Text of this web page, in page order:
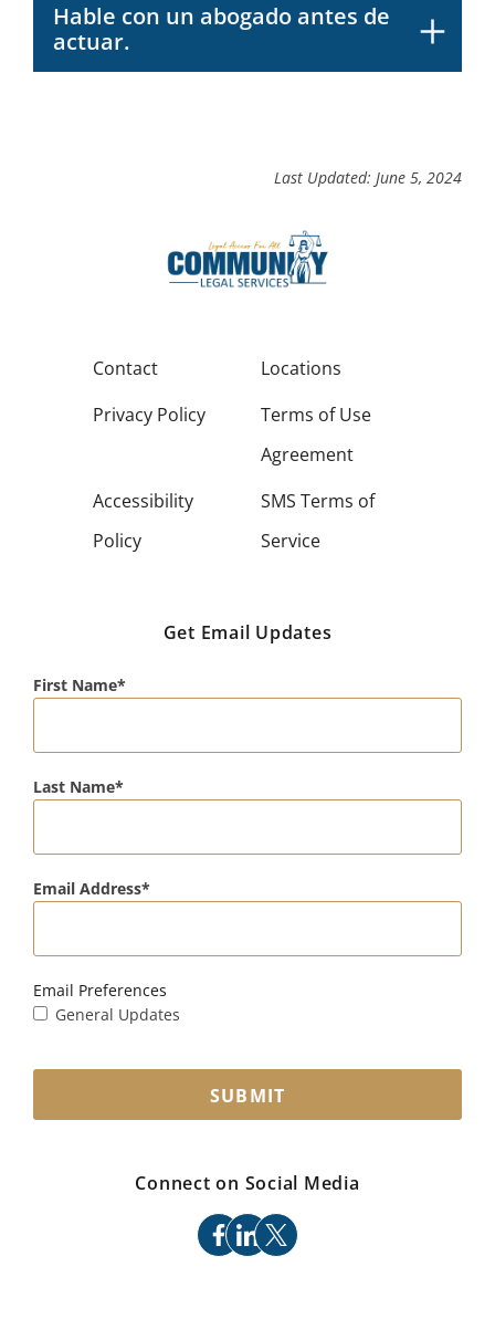
Hable con un abogado antes de
actuar.
Last Updated: June 5, 2024
Contact
Locations
Privacy Policy
Terms of Use
Agreement
Accessibility
Policy
SMS Terms of
Service
Get Email Updates
First Name
Last Name
Email Address
Email Preferences
General Updates
SUBMIT
Connect on Social Media
facebook
linkedin
x